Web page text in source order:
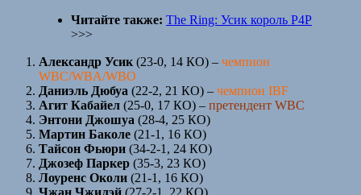
Читайте также: The Ring: Усик король P4P
>>>
Александр Усик (23-0, 14 КО) – чемпион
WBC/WBA/WBO
Даниэль Дюбуа (22-2, 21 КО) – чемпион IBF
Агит Кабайел (25-0, 17 КО) – претендент WBC
Энтони Джошуа (28-4, 25 КО)
Мартин Баколе (21-1, 16 КО)
Тайсон Фьюри (34-2-1, 24 КО)
Джозеф Паркер (35-3, 23 КО)
Лоуренс Околи (21-1, 16 КО)
Чжан Чжилэй (27-2-1, 22 КО)